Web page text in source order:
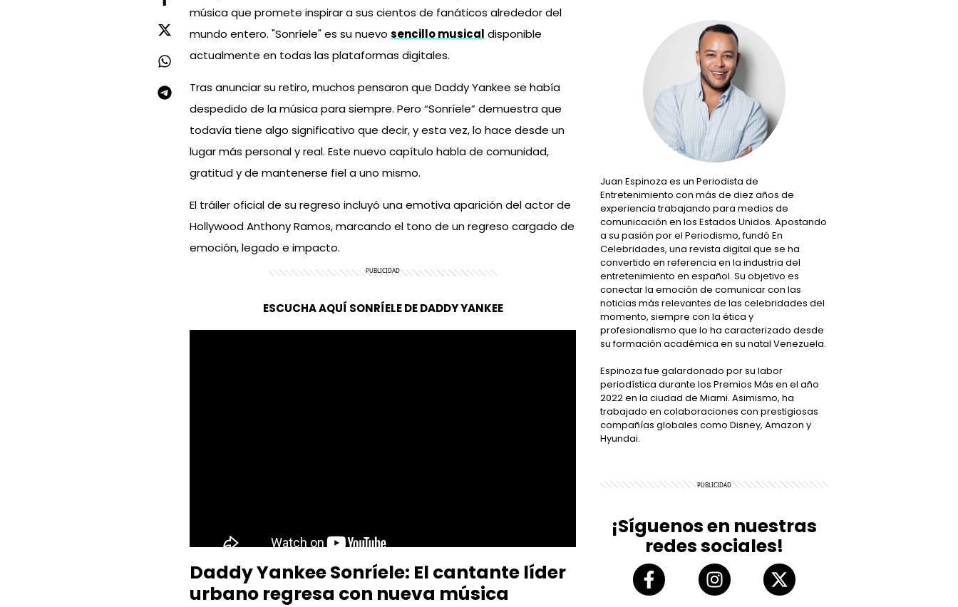
música que promete inspirar a sus cientos de fanáticos alrededor del
mundo entero. "Sonríele" es su nuevo sencillo musical disponible
actualmente en todas las plataformas digitales.
Tras anunciar su retiro, muchos pensaron que Daddy Yankee se había
despedido de la música para siempre. Pero “Sonríele” demuestra que
todavía tiene algo significativo que decir, y esta vez, lo hace desde un
lugar más personal y real. Este nuevo capítulo habla de comunidad,
gratitud y de mantenerse fiel a uno mismo.
El tráiler oficial de su regreso incluyó una emotiva aparición del actor de
Hollywood Anthony Ramos, marcando el tono de un regreso cargado de
emoción, legado e impacto.
ESCUCHA AQUÍ SONRÍELE DE DADDY YANKEE
Daddy Yankee Sonríele: El cantante líder
urbano regresa con nueva música
Juan Espinoza es un Periodista de
Entretenimiento con más de diez años de
experiencia trabajando para medios de
comunicación en los Estados Unidos. Apostando
a su pasión por el Periodismo, fundó En
Celebridades, una revista digital que se ha
convertido en referencia en la industria del
entretenimiento en español. Su objetivo es
conectar la emoción de comunicar con las
noticias más relevantes de las celebridades del
momento, siempre con la ética y
profesionalismo que lo ha caracterizado desde
su formación académica en su natal Venezuela.
Espinoza fue galardonado por su labor
periodística durante los Premios Más en el año
2022 en la ciudad de Miami. Asimismo, ha
trabajado en colaboraciones con prestigiosas
compañías globales como Disney, Amazon y
Hyundai.
¡Síguenos en nuestras
redes sociales!